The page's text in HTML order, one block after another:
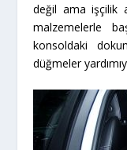
değil ama işçilik
malzemelerle
konsoldaki
düğmeler